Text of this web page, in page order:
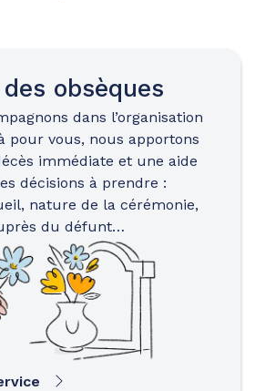
obsèques
dans l’organisation
pour vous, nous apportons
immédiate et une aide
décisions à prendre :
nature de la cérémonie,
du défunt…